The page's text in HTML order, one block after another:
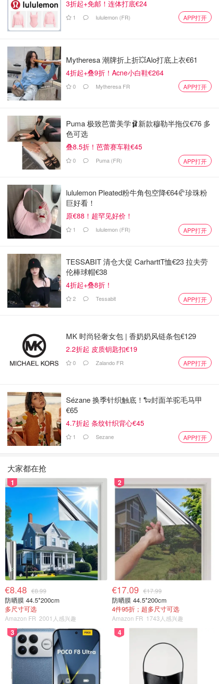
3折起+免邮！连体打底€24
1 lululemon (FR) APP打开
Mytheresa 潮牌折上折💥Alo打底上衣€61
4折起+叠9折！Acne小白鞋€264
0 Mytheresa FR APP打开
Puma 极致芭蕾美学🩰新款穆勒半拖仅€76 多
色可选
叠8.5折！芭蕾赛车鞋€45
0 Puma (FR) APP打开
lululemon Pleated粉牛角包空降€64🥐珍珠粉
巨好看！
原€88！超罕见好价！
1 lululemon (FR) APP打开
TESSABIT 清仓大促 CarharttT恤€23 拉夫劳
伦棒球帽€38
4折起+叠8折！
2 Tessabit APP打开
MK 时尚轻奢女包 | 香奶奶风链条包€129
2.2折起 皮质钥匙扣€19
0 Zalando FR APP打开
Sézane 换季针织触底！🐑封面羊驼毛马甲
€65
4.7折起 条纹针织背心€45
1 Sezane APP打开
大家都在抢
1
€8.48 €8.99
防晒膜 44.5*200cm
多尺寸可选
Amazon FR 2001人感兴趣
2
€17.09 €17.99
防晒膜 44.5*200cm
4件95折；超多尺寸可选
Amazon FR 1743人感兴趣
3 4